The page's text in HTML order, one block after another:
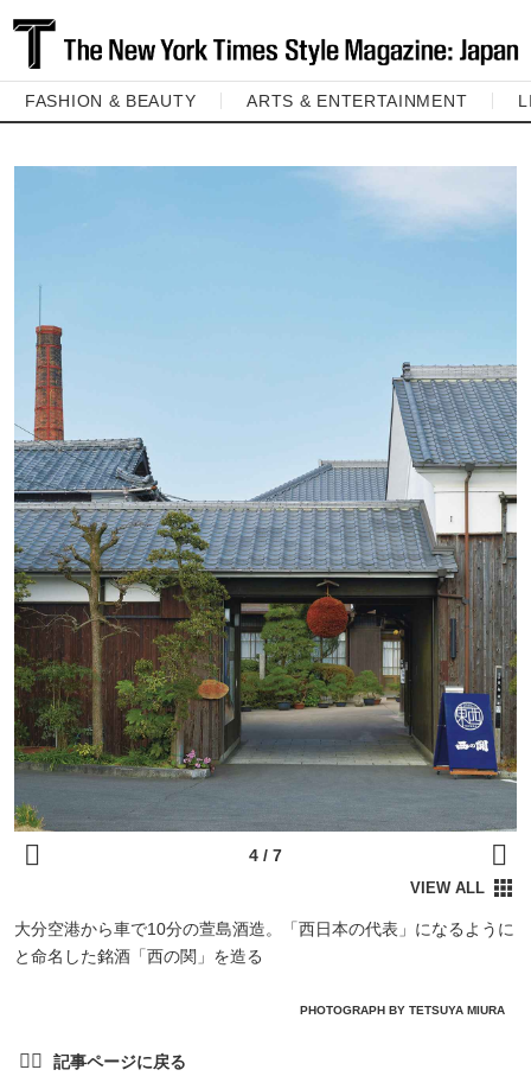
FASHION & BEAUTY ARTS & ENTERTAINMENT
大分空港から車で10分の萱島酒造。「西日本の代表」になるように
と命名した銘酒「西の関」を造る
PHOTOGRAPH BY TETSUYA MIURA